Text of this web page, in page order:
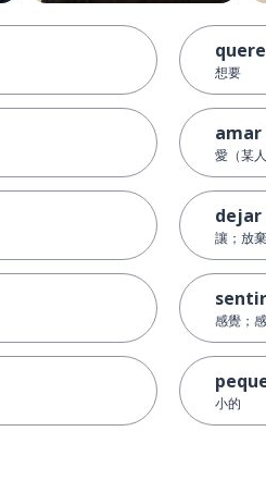
想要
amar
愛（某
dejar
讓；放
sentir
感覺；
小的